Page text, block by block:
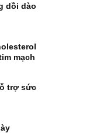
dồi dào
mạch
trợ sức